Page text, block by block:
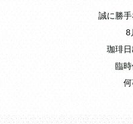
誠に勝手
8
珈琲
臨時
何